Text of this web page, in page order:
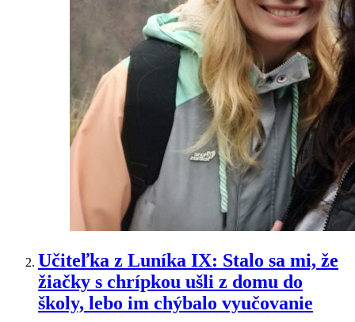
Učiteľka z Luníka IX: Stalo sa mi, že
žiačky s chrípkou ušli z domu do
školy, lebo im chýbalo vyučovanie